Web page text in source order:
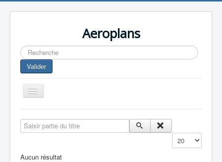
Aeroplans
Rechercher
Valider
Toggle
Navigation
Aviation Commerciale
Saisir partie du titre
Affichage #
Aucun résultat